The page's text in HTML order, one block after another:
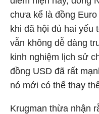
chưa kể là đồng
khi đã hội đủ hai yếu
vẫn không dễ dàng
kinh nghiệm lịch sử
đồng USD đã rất
nó mới có thể thay
Krugman thừa nhận